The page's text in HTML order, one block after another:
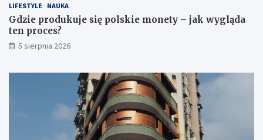
LIFESTYLE NAUKA
Gdzie produkuje się polskie monety – jak wygląda
ten proces?
5 sierpnia 2026